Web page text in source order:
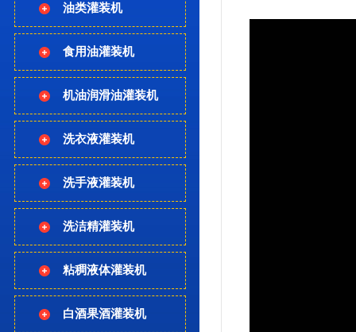
油类灌装机
食用油灌装机
机油润滑油灌装机
洗衣液灌装机
洗手液灌装机
洗洁精灌装机
粘稠液体灌装机
白酒果酒灌装机